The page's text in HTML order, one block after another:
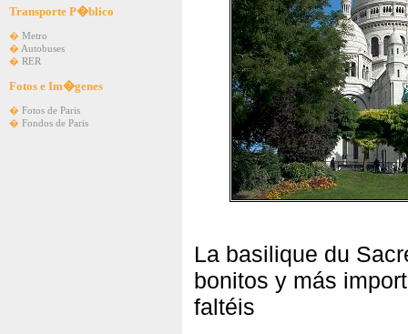
Transporte P�blico
� Metro
� Autobuses
� RER
Fotos e Im�genes
� Fotos de Paris
� Fondos de Paris
La basilique du
bonitos y más
faltéis